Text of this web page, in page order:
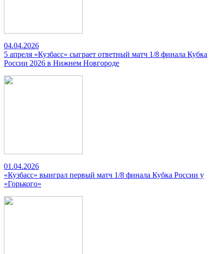
04.04.2026
5 апреля «Кузбасс» сыграет ответный матч 1/8 финала Кубка
России 2026 в Нижнем Новгороде
01.04.2026
«Кузбасс» выиграл первый матч 1/8 финала Кубка России у
«Горького»